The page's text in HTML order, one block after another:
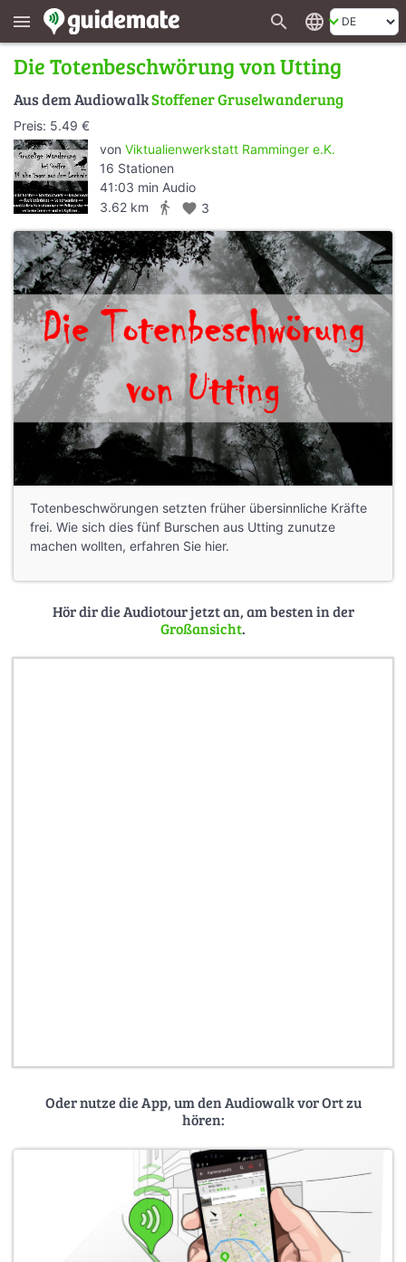
menu search language
Die Totenbeschwörung von Utting
Aus dem AudiowalkStoffener Gruselwanderung
Preis: 5.49 €
von Viktualienwerkstatt Ramminger e.K.
16 Stationen
41:03 min Audio
3.62 km
directions_walk favorite 3
Totenbeschwörungen setzten früher übersinnliche Kräfte
frei. Wie sich dies fünf Burschen aus Utting zunutze
machen wollten, erfahren Sie hier.
Hör dir die Audiotour jetzt an, am besten in der
Großansicht.
Oder nutze die App, um den Audiowalk vor Ort zu
hören: